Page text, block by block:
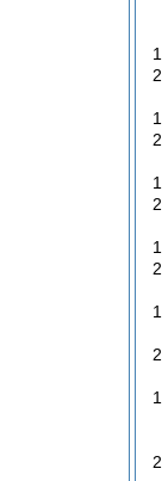
1
2
1
2
1
2
1
2
1
2
1
2